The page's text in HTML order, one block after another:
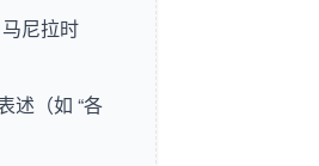
尼拉时
述（如 “各